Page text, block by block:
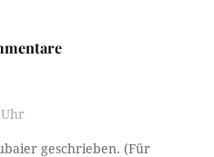
geschrieben. (Für